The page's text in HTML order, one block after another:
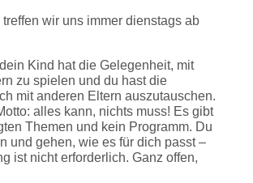
wir uns immer dienstags ab
Kind hat die Gelegenheit, mit
zu spielen und du hast die
mit anderen Eltern auszutauschen.
alles kann, nichts muss! Es gibt
Themen und kein Programm. Du
und gehen, wie es für dich passt –
ist nicht erforderlich. Ganz offen,